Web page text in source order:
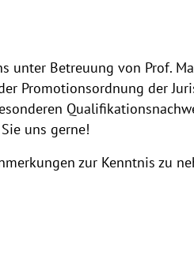
Betreuung von Prof.
Promotionsordnung der
uns gerne!
zur Kenntnis zu